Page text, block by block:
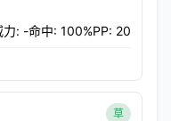
力: -命中: 100%PP: 20
草